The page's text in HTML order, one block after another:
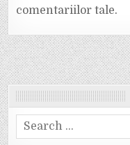
comentariilor tale.
Search
for: